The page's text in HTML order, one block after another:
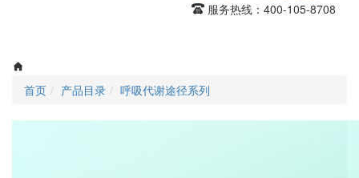
服务热线：400-105-8708
首页 产品目录 呼吸代谢途径系列